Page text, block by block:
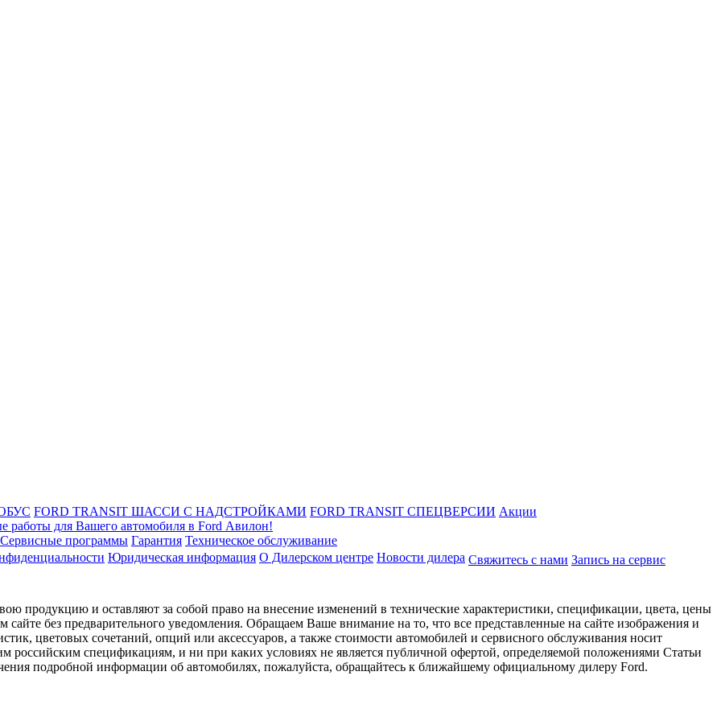
FORD TRANSIT ШАССИ С НАДСТРОЙКАМИ FORD TRANSIT СПЕЦВЕРСИИ Акции
работы для Вашего автомобиля в Ford Авилон!
Сервисные программы Гарантия Техническое обслуживание
Юридическая информация О Дилерском центре Новости дилера Свяжитесь с нами Запись на сервис
продукцию и оставляют за собой право на внесение изменений в технические характеристики, спецификации, цвета, цены
без предварительного уведомления. Обращаем Ваше внимание на то, что все представленные на сайте изображения и
цветовых сочетаний, опций или аксессуаров, а также стоимости автомобилей и сервисного обслуживания носит
российским спецификациям, и ни при каких условиях не является публичной офертой, определяемой положениями Статьи
подробной информации об автомобилях, пожалуйста, обращайтесь к ближайшему официальному дилеру Ford.